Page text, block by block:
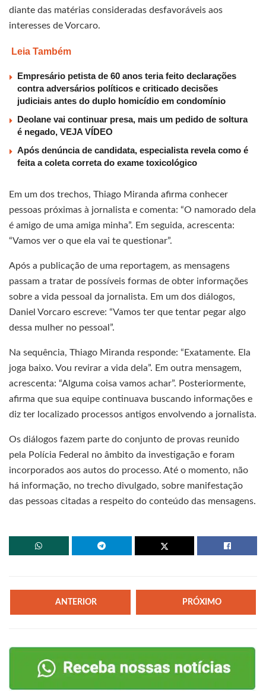
diante das matérias consideradas desfavoráveis aos
interesses de Vorcaro.
Leia Também
Empresário petista de 60 anos teria feito declarações
contra adversários políticos e criticado decisões
judiciais antes do duplo homicídio em condomínio
Deolane vai continuar presa, mais um pedido de soltura
é negado, VEJA VÍDEO
Após denúncia de candidata, especialista revela como é
feita a coleta correta do exame toxicológico
Em um dos trechos, Thiago Miranda afirma conhecer
pessoas próximas à jornalista e comenta: “O namorado dela
é amigo de uma amiga minha”. Em seguida, acrescenta:
“Vamos ver o que ela vai te questionar”.
Após a publicação de uma reportagem, as mensagens
passam a tratar de possíveis formas de obter informações
sobre a vida pessoal da jornalista. Em um dos diálogos,
Daniel Vorcaro escreve: “Vamos ter que tentar pegar algo
dessa mulher no pessoal”.
Na sequência, Thiago Miranda responde: “Exatamente. Ela
joga baixo. Vou revirar a vida dela”. Em outra mensagem,
acrescenta: “Alguma coisa vamos achar”. Posteriormente,
afirma que sua equipe continuava buscando informações e
diz ter localizado processos antigos envolvendo a jornalista.
Os diálogos fazem parte do conjunto de provas reunido
pela Polícia Federal no âmbito da investigação e foram
incorporados aos autos do processo. Até o momento, não
há informação, no trecho divulgado, sobre manifestação
das pessoas citadas a respeito do conteúdo das mensagens.
ANTERIOR PRÓXIMO